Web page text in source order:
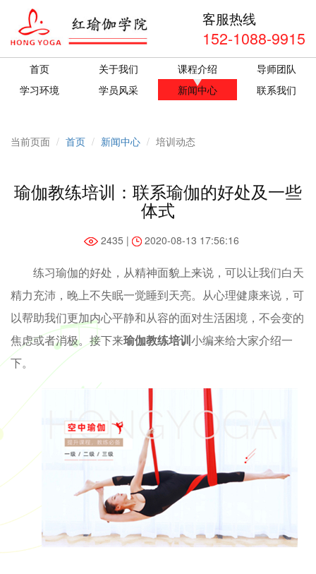
客服热线
152-1088-9915
首页 关于我们 课程介绍
导师团队
学习环境
学员风采 新闻中心 联系我们
当前页面 首页 新闻中心 培训动态
瑜伽教练培训：联系瑜伽的好处及一些
体式
2435 | 2020-08-13 17:56:16
练习瑜伽的好处，从精神面貌上来说，可以让我们白天
精力充沛，晚上不失眠一觉睡到天亮。从心理健康来说，可
以帮助我们更加内心平静和从容的面对生活困境，不会变的
焦虑或者消极。接下来瑜伽教练培训小编来给大家介绍一
下。